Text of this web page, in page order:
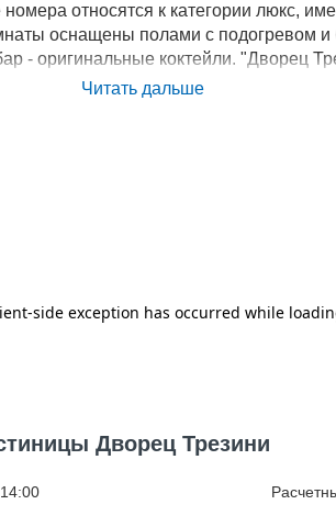
относятся к категории люкс,
оснащены полами с подогревом и
- оригинальные коктейли. "Дворец
этом до Московского
Читать дальше
Дворец Трезини